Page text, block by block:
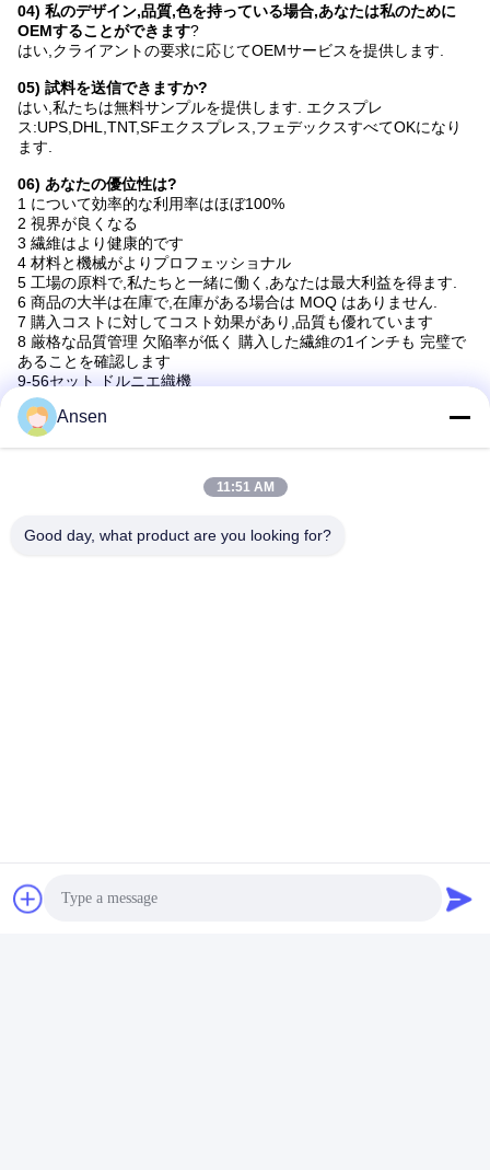
04) 私のデザイン,品質,色を持っている場合,あなたは私のために
OEMすることができます?
はい,クライアントの要求に応じてOEMサービスを提供します.
05) 試料を送信できますか?
はい,私たちは無料サンプルを提供します. エクスプレ
ス:UPS,DHL,TNT,SFエクスプレス,フェデックスすべてOKになり
ます.
06) あなたの優位性は?
1 について効率的な利用率はほぼ100%
2 視界が良くなる
3 繊維はより健康的です
4 材料と機械がよりプロフェッショナル
5 工場の原料で,私たちと一緒に働く,あなたは最大利益を得ます.
6 商品の大半は在庫で,在庫がある場合は MOQ はありません.
7 購入コストに対してコスト効果があり,品質も優れています
8 厳格な品質管理 欠陥率が低く 購入した繊維の1インチも 完璧で
あることを確認します
9-56セット ドルニエ織機
10-フォルマルデヒドなし
11-決して変形しない
12 欠陥が少ない
1200以上のパターンと色
ハイテクなJiannanの道のNo.1098中間セクション。地帯、成
Ansen
11:51 AM
Good day, what product are you looking for?